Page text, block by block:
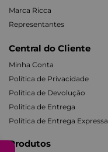
Marca Ricca
Representantes
Central do Cliente
Minha Conta
Política de Privacidade
Política de Devolução
Politica de Entrega
Política de Entrega Expressa
Produtos